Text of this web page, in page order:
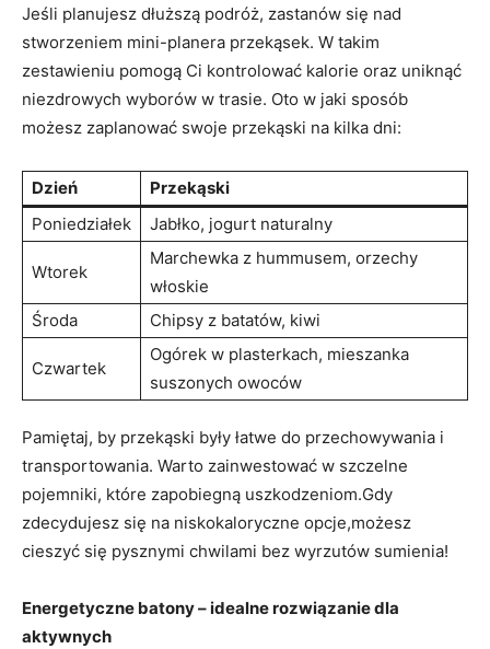
Jeśli planujesz dłuższą podróż, zastanów się nad
stworzeniem‍ mini-planera ‍przekąsek. W takim
zestawieniu pomogą Ci kontrolować kalorie⁤ oraz uniknąć
niezdrowych wyborów w trasie. Oto w jaki sposób
możesz zaplanować swoje ⁤przekąski na kilka dni:
Dzień
Przekąski
Poniedziałek
Jabłko, ‍jogurt naturalny
Wtorek
Marchewka z hummusem, orzechy
włoskie
Środa
Chipsy z batatów, kiwi
Czwartek
Ogórek w plasterkach, mieszanka
suszonych owoców
Pamiętaj, by przekąski były łatwe do przechowywania i
transportowania. Warto zainwestować w⁢ szczelne
pojemniki, które zapobiegną ​uszkodzeniom.Gdy
zdecydujesz ‍się⁤ na niskokaloryczne opcje,możesz
cieszyć się pysznymi chwilami ‌bez wyrzutów sumienia!
Energetyczne batony – idealne rozwiązanie dla
aktywnych